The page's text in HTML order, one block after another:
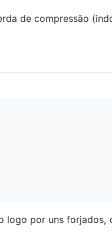
de compressão
logo por uns forjados,